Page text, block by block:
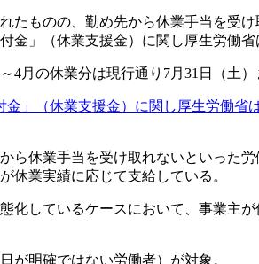
たものの、勤め先から休業手当を受
金」（休業支援金）に関し厚生労働
4月の休業分は現行通り7月31日（土）
ら休業手当を受け取れないといった
休業実績に応じて支給している。
化しているケースにおいて、事業主
が明確ではない労働者）が対象。